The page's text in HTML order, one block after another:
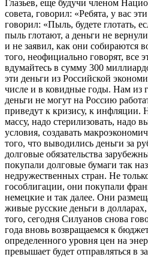
Глазьев, еще будучи членом
совета, говорил: «Ребята, у вас
говорил: «Пыль, будете глотать,
пыль глотают, а деньги не
и не заявил, как они собираются
того, неофициально говорят, все
вдумайтесь в сумму 300
эти деньги из Российской
числе и в ковидные годы. Нам из
деньги не могут на Россию
приведут к кризису, к инфляции.
массу, надо стерилизовать, надо
условия, создавать
того, что выводились деньги за
долговые обязательства
покупали долговые бумаги так
недружественных стран. Не
гособлигации, они покупали
немецкие и так далее. Они
живые русские деньги в
того, сегодня Силуанов снова
года вновь возвращаемся к
определенного уровня цен на
превышает будет отправляться в